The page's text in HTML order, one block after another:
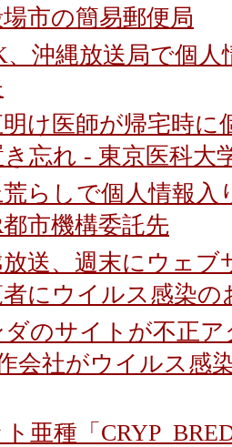
市の簡易郵便局
、沖縄放送局で個人
け医師が帰宅時に
き忘れ - 東京医科大
らしで個人情報入
市機構委託先
送、週末にウェブ
者にウイルス感染の
ダのサイトが不正
会社がウイルス感
亜種「